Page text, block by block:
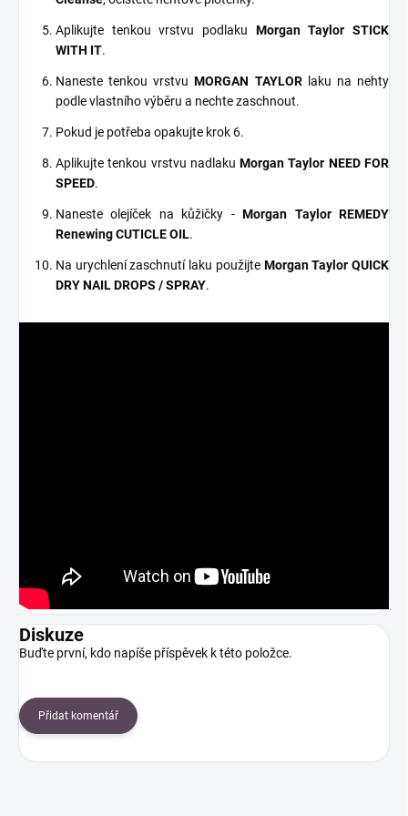
Aplikujte tenkou vrstvu podlaku Morgan Taylor STICK
WITH IT.
Naneste tenkou vrstvuMORGAN TAYLORlaku na nehty
podle vlastního výběru a nechte zaschnout.
Pokud je potřeba opakujte krok 6.
Aplikujte tenkou vrstvu nadlakuMorgan Taylor NEED FOR
SPEED.
Naneste olejíček na kůžičky -Morgan Taylor REMEDY
Renewing CUTICLE OIL.
Na urychlení zaschnutí laku použijte Morgan Taylor QUICK
DRY NAIL DROPS / SPRAY.
Diskuze
Buďte první, kdo napíše příspěvek k této položce.
Přidat komentář